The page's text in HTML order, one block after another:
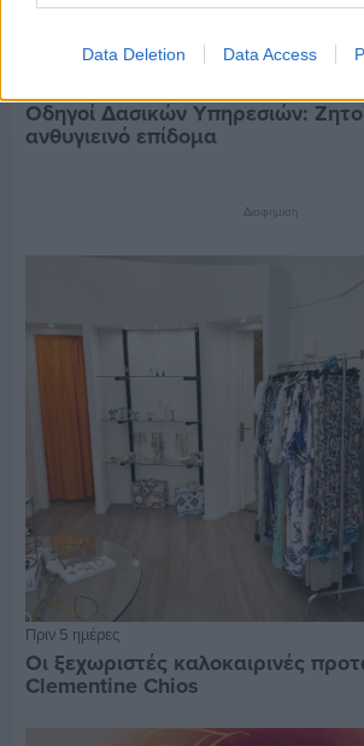
Data Deletion Data Access
Οδηγοί Δασικών Υπηρεσιών:
ανθυγιεινό επίδομα
Διαφήμιση
Πριν 5 ημέρες
Οι ξεχωριστές καλοκαιρινές
Clementine Chios